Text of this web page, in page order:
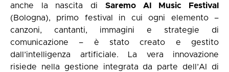
anche la nascita di Saremo AI Music Festival
(Bologna), primo festival in cui ogni elemento –
canzoni, cantanti, immagini e strategie di
comunicazione – è stato creato e gestito
dall’intelligenza artificiale. La vera innovazione
risiede nella gestione integrata da parte dell’AI di